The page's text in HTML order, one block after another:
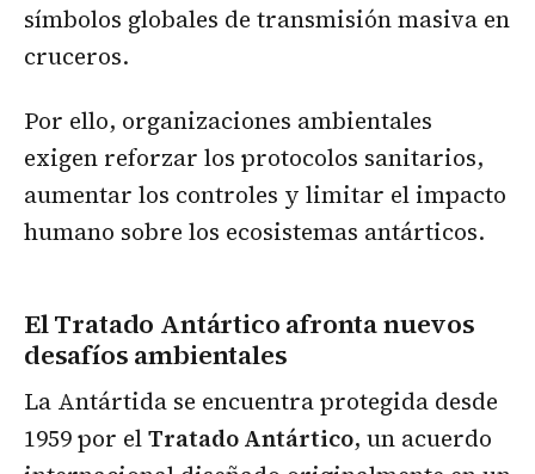
símbolos globales de transmisión masiva en
cruceros.
Por ello, organizaciones ambientales
exigen reforzar los protocolos sanitarios,
aumentar los controles y limitar el impacto
humano sobre los ecosistemas antárticos.
El Tratado Antártico afronta nuevos
desafíos ambientales
La Antártida se encuentra protegida desde
1959 por elTratado Antártico, un acuerdo